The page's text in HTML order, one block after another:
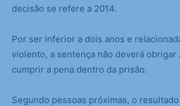
decisão se refere a 2014.
Por ser inferior a dois anos e
violento, a sentença não deverá obrigar
cumprir a pena dentro da prisão.
Segundo pessoas próximas, o